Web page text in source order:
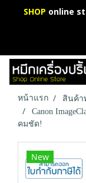
SHOP online
หน้าแรก สินค้า
Canon
คมชัด!
New